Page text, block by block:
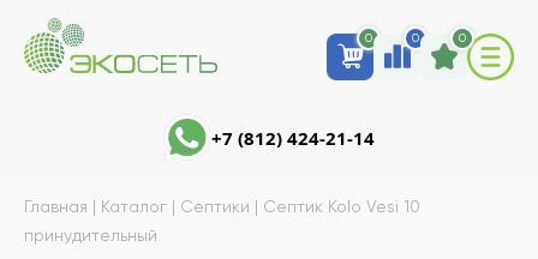
0 0 0
+7 (812) 424-21-14
Главная | Каталог | Септики | Септик Kolo Vesi 10
принудительный